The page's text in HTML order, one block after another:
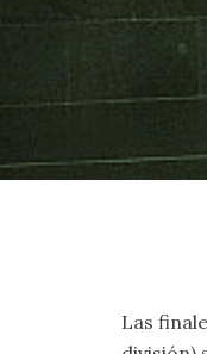
Las